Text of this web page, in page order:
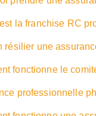
la franchise RC
résilier une
fonctionne le
professionnelle